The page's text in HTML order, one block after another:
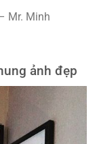
Mr. Minh
ảnh đẹp